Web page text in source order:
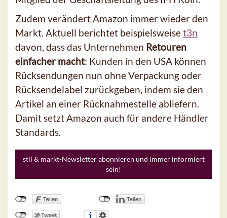
Zudem verändert Amazon immer wieder den
Markt. Aktuell berichtet beispielsweiset3n
davon, dass das Unternehmen Retouren
einfacher macht: Kunden in den USA können
Rücksendungen nun ohne Verpackung oder
Rücksendelabel zurückgeben, indem sie den
Artikel an einer Rücknahmestelle abliefern.
Damit setzt Amazon auch für andere Händler
Standards.
stil & markt-Newsletter abonnieren und immer informiert
sein!